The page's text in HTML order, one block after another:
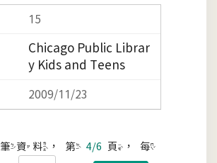
15
Chicago Public Librar
y Kids and Teens
2009/11/23
筆資料，第 4/6 頁，每